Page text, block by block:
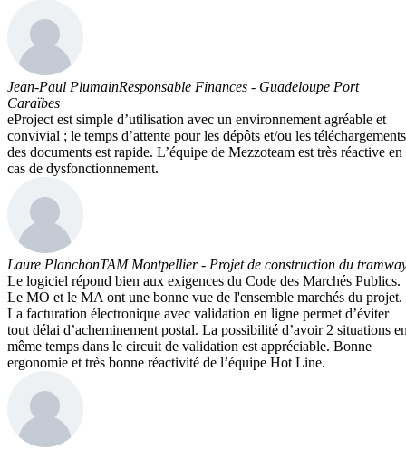
Jean-Paul PlumainResponsable Finances - Guadeloupe Port
Caraïbes
eProject est simple d’utilisation avec un environnement agréable et
convivial ; le temps d’attente pour les dépôts et/ou les téléchargements
des documents est rapide. L’équipe de Mezzoteam est très réactive en
cas de dysfonctionnement.
Laure PlanchonTAM Montpellier - Projet de construction du
Le logiciel répond bien aux exigences du Code des Marchés Publics.
Le MO et le MA ont une bonne vue de l'ensemble marchés du projet.
La facturation électronique avec validation en ligne permet d’éviter
tout délai d’acheminement postal. La possibilité d’avoir 2 situations
même temps dans le circuit de validation est appréciable. Bonne
ergonomie et très bonne réactivité de l’équipe Hot Line.